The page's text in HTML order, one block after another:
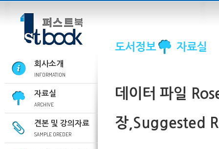
회사소개
INFORMATION
자료실
ARCHIVE
견본 및 강의자료
SAMPLE OREDER
도서정보 자료실
데이터 파일
장,Suggested